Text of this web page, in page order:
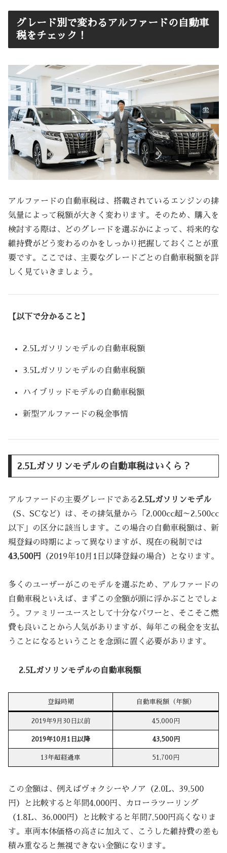
グレード別で変わるアルファードの自動車
税をチェック！
アルファードの自動車税は、搭載されているエンジンの排
気量によって税額が大きく変わります。そのため、購入を
検討する際は、どのグレードを選ぶかによって、将来的な
維持費がどう変わるのかをしっかり把握しておくことが重
要です。ここでは、主要なグレードごとの自動車税額を詳
しく見ていきましょう。
【以下で分かること】
2.5Lガソリンモデルの自動車税額
3.5Lガソリンモデルの自動車税額
ハイブリッドモデルの自動車税額
新型アルファードの税金事情
2.5Lガソリンモデルの自動車税はいくら？
アルファードの主要グレードである2.5Lガソリンモデル
（S、SCなど）は、その排気量から「2,000cc超～2,500cc
以下」の区分に該当します。この場合の自動車税額は、新
規登録の時期によって異なりますが、現在の税制では
43,500円
（2019年10月1日以降登録の場合）となります。
多くのユーザーがこのモデルを選ぶため、アルファードの
自動車税といえば、まずこの金額が頭に浮かぶことでしょ
う。ファミリーユースとして十分なパワーと、そこそこ燃
費も良いことから人気がありますが、毎年この税金を支払
うことになるということを念頭に置く必要があります。
2.5Lガソリンモデルの自動車税額
登録時期 自動車税額（年額）
2019年9月30日以前 45,000円
2019年10月1日以降 43,500円
13年超経過車 51,700円
この金額は、例えばヴォクシーやノア（2.0L、39,500
円）と比較すると年間4,000円、カローラツーリング
（1.8L、36,000円）と比較すると年間7,500円高くなりま
す。車両本体価格の高さに加えて、こうした維持費の差も
積み重なると無視できない金額になります。